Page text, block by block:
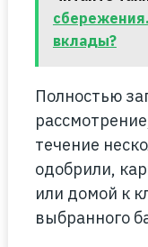
вклады?
Полностью
течение
одобрили,
или домой к
выбранного